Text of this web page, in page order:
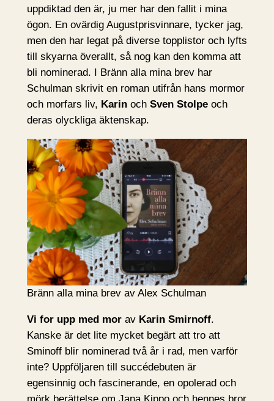
uppdiktad den är, ju mer har den fallit i mina
ögon. En ovärdig Augustprisvinnare, tycker jag,
men den har legat på diverse topplistor och lyfts
till skyarna överallt, så nog kan den komma att
bli nominerad. I Bränn alla mina brev har
Schulman skrivit en roman utifrån hans mormor
och morfars liv, Karinoch Sven Stolpeoch
deras olyckliga äktenskap.
Bränn alla mina brev av Alex Schulman
Vi for upp med morav Karin Smirnoff.
Kanske är det lite mycket begärt att tro att
Sminoff blir nominerad två år i rad, men varför
inte? Uppföljaren till succédebuten är
egensinnig och fascinerande, en opolerad och